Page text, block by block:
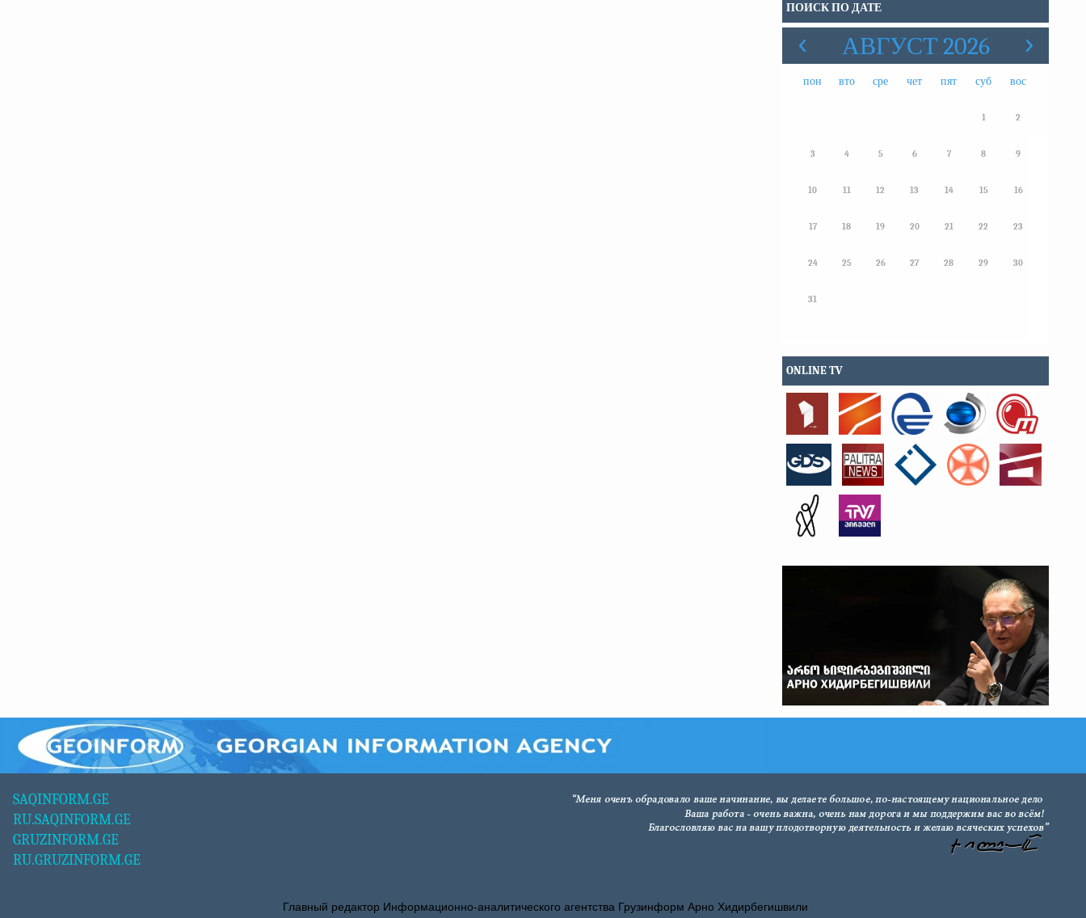
ПОИСК ПО ДАТЕ
АВГУСТ 2026
пон вто сре чет пят суб вос
1 2
3 4 5 6 7 8 9
10 11 12 13 14 15 16
17 18 19 20 21 22 23
24 25 26 27 28 29 30
31
ONLINE TV
SAQINFORM.GE
RU.SAQINFORM.GE
GRUZINFORM.GE
RU.GRUZINFORM.GE
Главный редактор Информационно-аналитического агентства Грузинформ Арно Хидирбегишвили